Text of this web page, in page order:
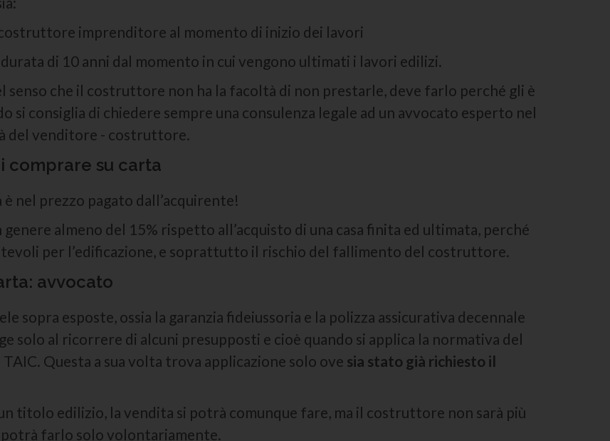
imprenditore al momento di inizio dei lavori
di 10 anni dal momento in cui vengono ultimati i lavori edilizi.
senso che il costruttore non ha la facoltà di non prestarle, deve farlo perché gli è
si consiglia di chiedere sempre una consulenza legale ad un avvocato esperto nel
del venditore - costruttore.
comprare su carta
nel prezzo pagato dall’acquirente!
almeno del 15% rispetto all’acquisto di una casa finita ed ultimata, perché
per l’edificazione, e soprattutto il rischio del fallimento del costruttore.
avvocato
sopra esposte, ossia la garanzia fideiussoria e la polizza assicurativa decennale
solo al ricorrere di alcuni presupposti e cioè quando si applica la normativa del
Questa a sua volta trova applicazione solo ove sia stato già richiesto il
titolo edilizio, la vendita si potrà comunque fare, ma il costruttore non sarà più
farlo solo volontariamente.